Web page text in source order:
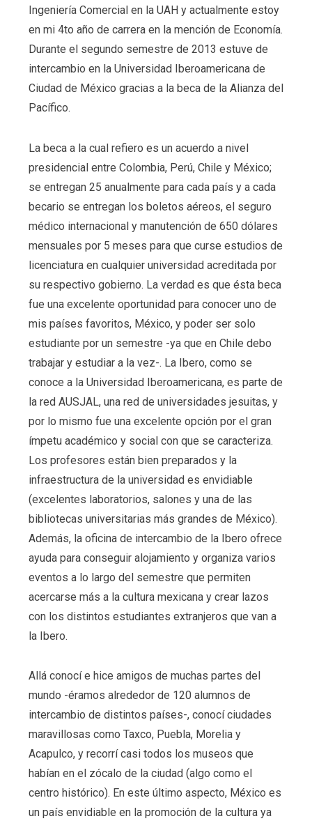
Ingeniería Comercial en la UAH y actualmente estoy
en mi 4to año de carrera en la mención de Economía.
Durante el segundo semestre de 2013 estuve de
intercambio en la Universidad Iberoamericana de
Ciudad de México gracias a la beca de la Alianza del
Pacífico.
La beca a la cual refiero es un acuerdo a nivel
presidencial entre Colombia, Perú, Chile y México;
se entregan 25 anualmente para cada país y a cada
becario se entregan los boletos aéreos, el seguro
médico internacional y manutención de 650 dólares
mensuales por 5 meses para que curse estudios de
licenciatura en cualquier universidad acreditada por
su respectivo gobierno. La verdad es que ésta beca
fue una excelente oportunidad para conocer uno de
mis países favoritos, México, y poder ser solo
estudiante por un semestre -ya que en Chile debo
trabajar y estudiar a la vez-. La Ibero, como se
conoce a la Universidad Iberoamericana, es parte de
la red AUSJAL, una red de universidades jesuitas, y
por lo mismo fue una excelente opción por el gran
ímpetu académico y social con que se caracteriza.
Los profesores están bien preparados y la
infraestructura de la universidad es envidiable
(excelentes laboratorios, salones y una de las
bibliotecas universitarias más grandes de México).
Además, la oficina de intercambio de la Ibero ofrece
ayuda para conseguir alojamiento y organiza varios
eventos a lo largo del semestre que permiten
acercarse más a la cultura mexicana y crear lazos
con los distintos estudiantes extranjeros que van a
la Ibero.
Allá conocí e hice amigos de muchas partes del
mundo -éramos alrededor de 120 alumnos de
intercambio de distintos países-, conocí ciudades
maravillosas como Taxco, Puebla, Morelia y
Acapulco, y recorrí casi todos los museos que
habían en el zócalo de la ciudad (algo como el
centro histórico). En este último aspecto, México es
un país envidiable en la promoción de la cultura ya